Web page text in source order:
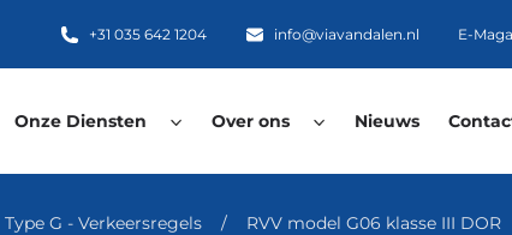
+31 035 642 1204 info@viavandalen.nl E-
Onze Diensten Over ons Nieuws
Type G - Verkeersregels / RVV model G06 klasse III DOR